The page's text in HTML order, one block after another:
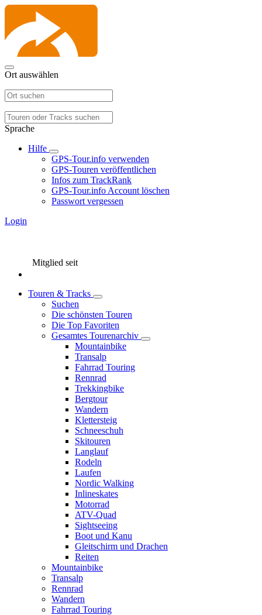
Ort auswählen
Sprache
Hilfe
GPS-Tour.info verwenden
GPS-Touren veröffentlichen
Infos zum TrackRank
GPS-Tour.info Account löschen
Passwort vergessen
Login
Mitglied seit
Touren & Tracks
Suchen
Die schönsten Touren
Die Top Favoriten
Gesamtes Tourenarchiv
Mountainbike
Transalp
Fahrrad Touring
Rennrad
Trekkingbike
Bergtour
Wandern
Klettersteig
Schneeschuh
Skitouren
Langlauf
Rodeln
Laufen
Nordic Walking
Inlineskates
Motorrad
ATV-Quad
Sightseeing
Boot und Kanu
Gleitschirm und Drachen
Reiten
Mountainbike
Transalp
Rennrad
Wandern
Fahrrad Touring